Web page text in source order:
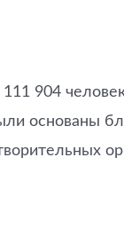
904
основаны